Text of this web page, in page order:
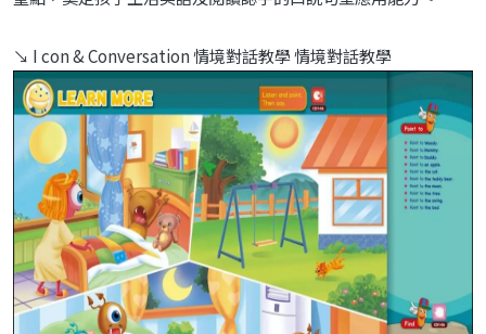
↘ I con & Conversation 情境對話教學 情境對話教學